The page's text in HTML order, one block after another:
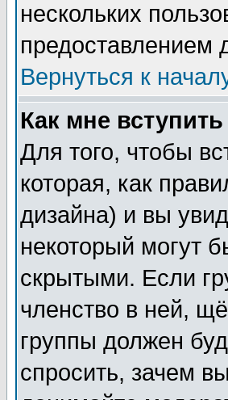
нескольких
предоставлением
Вернуться к
Как мне
Для того, чтобы
которая, как
дизайна) и вы
некоторый могут
скрытыми. Если
членство в ней,
группы должен
спросить, зачем